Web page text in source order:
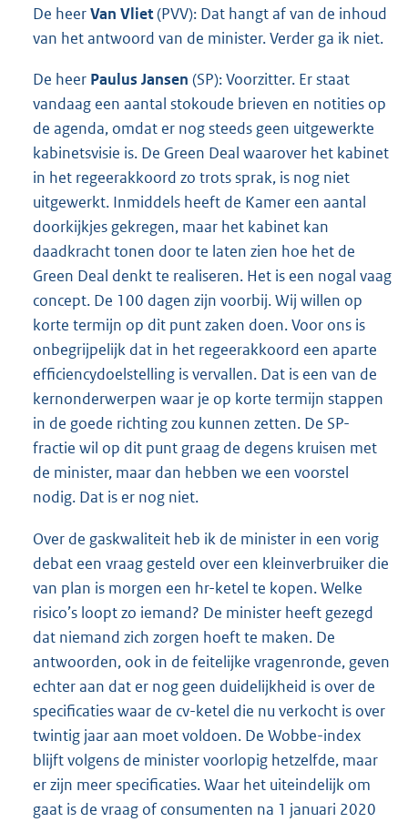
De heerVan Vliet(PVV): Dat hangt af van de inhoud
van het antwoord van de minister. Verder ga ik niet.
De heer Paulus Jansen (SP): Voorzitter. Er staat
vandaag een aantal stokoude brieven en notities op
de agenda, omdat er nog steeds geen uitgewerkte
kabinetsvisie is. De Green Deal waarover het kabinet
in het regeerakkoord zo trots sprak, is nog niet
uitgewerkt. Inmiddels heeft de Kamer een aantal
doorkijkjes gekregen, maar het kabinet kan
daadkracht tonen door te laten zien hoe het de
Green Deal denkt te realiseren. Het is een nogal vaag
concept. De 100 dagen zijn voorbij. Wij willen op
korte termijn op dit punt zaken doen. Voor ons is
onbegrijpelijk dat in het regeerakkoord een aparte
efficiencydoelstelling is vervallen. Dat is een van de
kernonderwerpen waar je op korte termijn stappen
in de goede richting zou kunnen zetten. De SP-
fractie wil op dit punt graag de degens kruisen met
de minister, maar dan hebben we een voorstel
nodig. Dat is er nog niet.
Over de gaskwaliteit heb ik de minister in een vorig
debat een vraag gesteld over een kleinverbruiker die
van plan is morgen een hr-ketel te kopen. Welke
risico’s loopt zo iemand? De minister heeft gezegd
dat niemand zich zorgen hoeft te maken. De
antwoorden, ook in de feitelijke vragenronde, geven
echter aan dat er nog geen duidelijkheid is over de
specificaties waar de cv-ketel die nu verkocht is over
twintig jaar aan moet voldoen. De Wobbe-index
blijft volgens de minister voorlopig hetzelfde, maar
er zijn meer specificaties. Waar het uiteindelijk om
gaat is de vraag of consumenten na 1 januari 2020